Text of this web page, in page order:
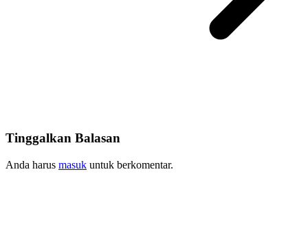
Tinggalkan Balasan
Anda harus masuk untuk berkomentar.